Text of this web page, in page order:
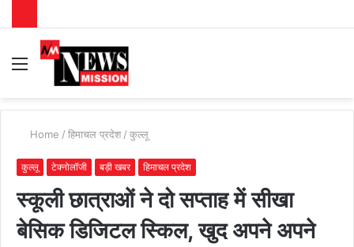
Menu
Home / हिमाचल प्रदेश / कुल्लू
कुल्लू टेक्नोलॉजी बड़ी खबर हिमाचल प्रदेश
स्कूली छात्राओं ने दो सप्ताह में सीखा
बेसिक डिजिटल स्किल, खुद अपने अपने